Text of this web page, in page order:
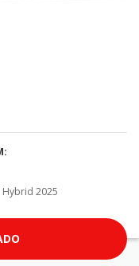
Hybrid 2025